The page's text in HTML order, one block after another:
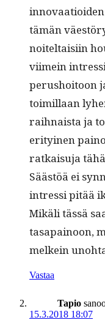
tämän
noiteltaisi­in
viimein
perushoitoon
toimil­laan
rai­h­naista ja
eri­tyi­nen
ratkaisu­ja
Säästöä ei
intres­si pitää
Mikäli tässä
tas­apain­oon,
melkein
Vastaa
Tapio
15.3.2018 18:07